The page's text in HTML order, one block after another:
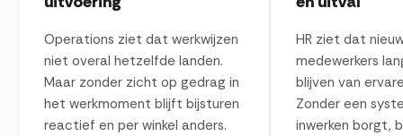
Operations ziet dat werkwijzen
niet overal hetzelfde landen.
Maar zonder zicht op gedrag in
het werkmoment blijft bijsturen
reactief en per winkel anders.
HR ziet dat
medewerkers
blijven van
Zonder een
inwerken borgt,